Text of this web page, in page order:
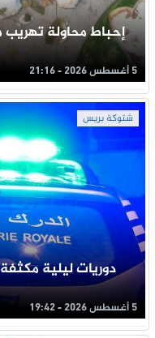
إحباط محاولة
5 أغسطس 2026 - 21:16
شتوكة بريس
دوريات ليلية
5 أغسطس 2026 - 19:42